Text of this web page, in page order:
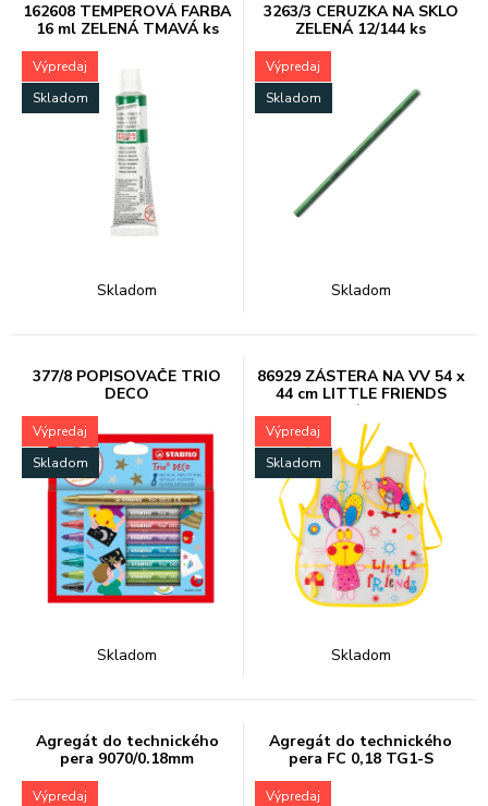
162608 TEMPEROVÁ FARBA
16 ml ZELENÁ TMAVÁ ks
Výpredaj
Skladom
Skladom
3263/3 CERUZKA NA SKLO
ZELENÁ 12/144 ks
Výpredaj
Skladom
Skladom
377/8 POPISOVAČE TRIO
DECO
Výpredaj
Skladom
Skladom
86929 ZÁSTERA NA VV 54 x
44 cm LITTLE FRIENDS
20/200
Výpredaj
Skladom
Skladom
Agregát do technického
pera 9070/0.18mm
Výpredaj
Agregát do technického
pera FC 0,18 TG1-S
Výpredaj